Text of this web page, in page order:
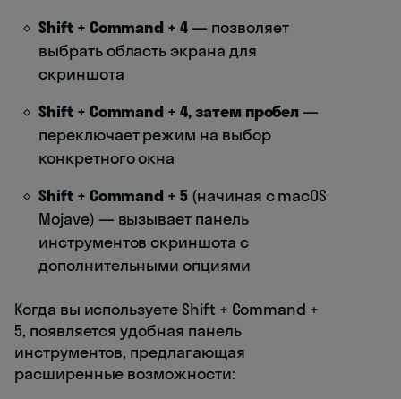
Shift + Command + 4 — позволяет
выбрать область экрана для
скриншота
Shift + Command + 4, затем пробел —
переключает режим на выбор
конкретного окна
Shift + Command + 5 (начиная с macOS
Mojave) — вызывает панель
инструментов скриншота с
дополнительными опциями
Когда вы используете Shift + Command +
5, появляется удобная панель
инструментов, предлагающая
расширенные возможности: